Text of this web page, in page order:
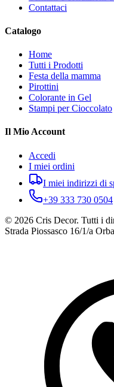
Contattaci
Catalogo
Home
Tutti i Prodotti
Festa della mamma
Pirottini
Colorante in Gel
Stampi per Cioccolato
Il Mio Account
Accedi
I miei ordini
I miei indirizzi di
+39 333 730 0504
© 2026 Cris Decor. Tutti i
Strada Piossasco 16/1/a